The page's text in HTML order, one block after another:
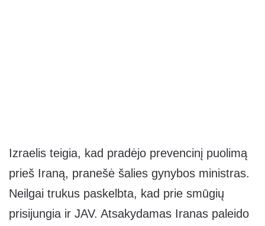
Izraelis teigia, kad pradėjo prevencinį puolimą
prieš Iraną, pranešė šalies gynybos ministras.
Neilgai trukus paskelbta, kad prie smūgių
prisijungia ir JAV. Atsakydamas Iranas paleido